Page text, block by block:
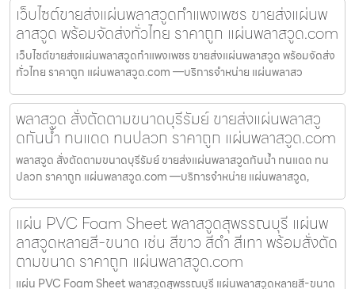
เว็บไซต์ขายส่งแผ่นพลาสวูดกำแพงเพชร ขายส่งแผ่นพ
ลาสวูด พร้อมจัดส่งทั่วไทย ราคาถูก แผ่นพลาสวูด.com
เว็บไซต์ขายส่งแผ่นพลาสวูดกำแพงเพชร ขายส่งแผ่นพลาสวูด พร้อมจัดส่ง
ทั่วไทย ราคาถูก แผ่นพลาสวูด.com —บริการจำหน่าย แผ่นพลาสว
พลาสวูด สั่งตัดตามขนาดบุรีรัมย์ ขายส่งแผ่นพลาสวู
ดกันน้ำ ทนแดด ทนปลวก ราคาถูก แผ่นพลาสวูด.com
พลาสวูด สั่งตัดตามขนาดบุรีรัมย์ ขายส่งแผ่นพลาสวูดกันน้ำ ทนแดด ทน
ปลวก ราคาถูก แผ่นพลาสวูด.com —บริการจำหน่าย แผ่นพลาสวูด,
แผ่น PVC Foam Sheet พลาสวูดสุพรรณบุรี แผ่นพ
ลาสวูดหลายสี-ขนาด เช่น สีขาว สีดำ สีเทา พร้อมสั่งตัด
ตามขนาด ราคาถูก แผ่นพลาสวูด.com
แผ่น PVC Foam Sheet พลาสวูดสุพรรณบุรี แผ่นพลาสวูดหลายสี-ขนาด